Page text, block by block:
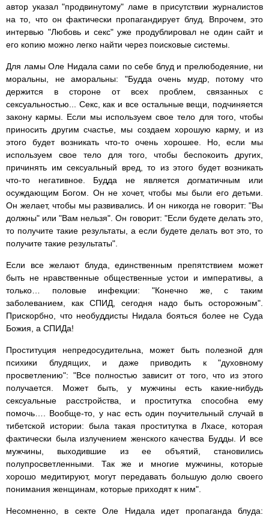
автор указал "продвинутому" ламе в присутствии журналистов
на то, что он фактически пропагандирует блуд. Впрочем, это
интервью "Любовь и секс" уже продублировал не один сайт и
его копию можно легко найти через поисковые системы.
Для ламы Оле Нидала сами по себе блуд и прелюбодеяние, ни
моральны, не аморальны: "Будда очень мудр, потому что
держится в стороне от всех проблем, связанных с
сексуальностью... Секс, как и все остальные вещи, подчиняется
закону кармы. Если мы используем свое тело для того, чтобы
приносить другим счастье, мы создаем хорошую карму, и из
этого будет возникать что-то очень хорошее. Но, если мы
используем свое тело для того, чтобы беспокоить других,
причинять им сексуальный вред, то из этого будет возникать
что-то негативное. Будда не является догматичным или
осуждающим Богом. Он не хочет, чтобы мы были его детьми.
Он желает, чтобы мы развивались. И он никогда не говорит: "Вы
должны" или "Вам нельзя". Он говорит: "Если будете делать это,
то получите такие результаты, а если будете делать вот это, то
получите такие результаты".
Если все желают блуда, единственным препятствием может
быть не нравственные общественные устои и императивы, а
только… половые инфекции: "Конечно же, с таким
заболеванием, как СПИД, сегодня надо быть осторожным".
Прискорбно, что необуддисты Нидала бояться более не Суда
Божия, а СПИДа!
Проституция непредосудительна, может быть полезной для
психики блудящих, и даже приводить к "духовному
просветлению": "Все полностью зависит от того, что из этого
получается. Может быть, у мужчины есть какие-нибудь
сексуальные расстройства, и проститутка способна ему
помочь…. Вообще-то, у нас есть один поучительный случай в
тибетской истории: была такая проститутка в Лхасе, которая
фактически была излучением женского качества Будды. И все
мужчины, выходившие из ее объятий, становились
полупросветленными. Так же и многие мужчины, которые
хорошо медитируют, могут передавать большую долю своего
понимания женщинам, которые приходят к ним".
Несомненно, в секте Оле Нидала идет пропаганда блуда: